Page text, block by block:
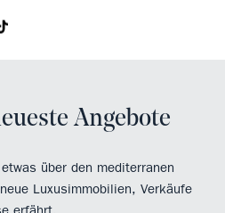
Angebote
über den mediterranen
Luxusimmobilien, Verkäufe